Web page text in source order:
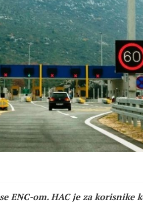
ENC-om.HAC je za korisnike